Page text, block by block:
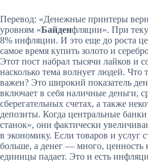
Перевод: «Денежные принтеры
уровням «Байденфляции». При
8% инфляции. И это еще до роста
самое время купить золото и
Этот пост набрал тысячи лайков и
насколько тема волнует людей. Что
важен? Это широкий показатель
включает в себя наличные деньги,
сберегательных счетах, а также
депозиты. Когда центральные
станок», они фактически
в экономику. Если товаров и услуг
больше, а денег — много, ценность
единицы падает. Это и есть